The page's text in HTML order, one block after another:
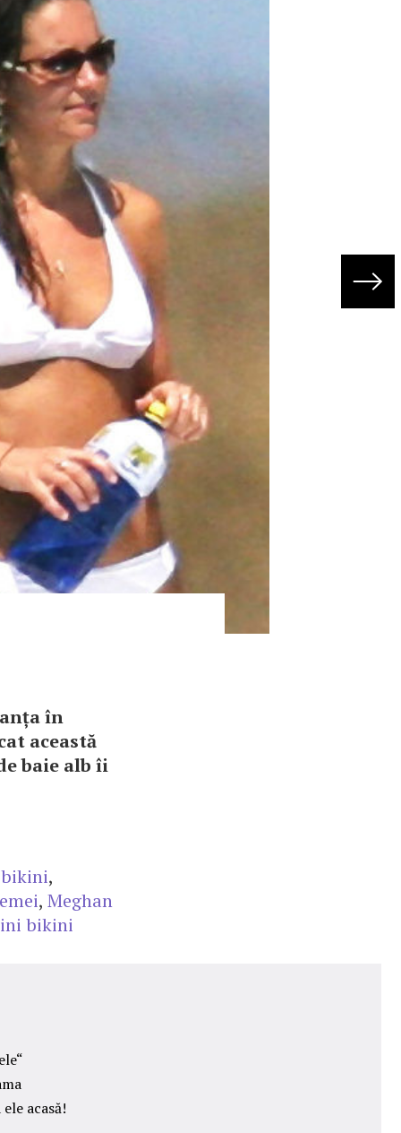
în
această
baie alb îi
bikini,
, Meghan
bikini
acasă!